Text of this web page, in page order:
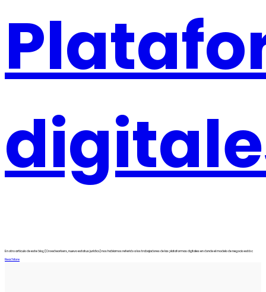
En otro artículo de este blog (Crowdworkers, nuevo estatus jurídico) nos habíamos referido a los trabajadores de las plataformas digitales en donde el modelo de negocio está c
Read More